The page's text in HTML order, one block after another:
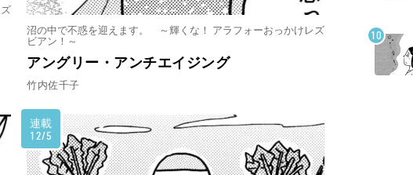
沼の中で不惑を迎えます。 ～輝くな！ アラフォーおっかけレズ
ビアン！～
アングリー・アンチエイジング
竹内佐千子
連載
12/5